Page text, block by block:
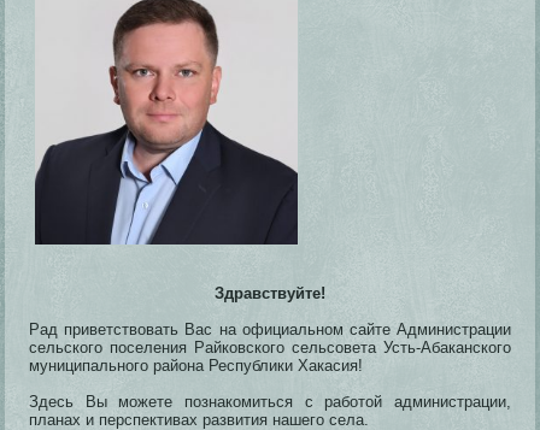
Здравствуйте!
Рад приветствовать Вас на официальном сайте Администрации
сельского поселения Райковского сельсовета Усть-Абаканского
муниципального района Республики Хакасия!
Здесь Вы можете познакомиться с работой администрации,
планах и перспективах развития нашего села.